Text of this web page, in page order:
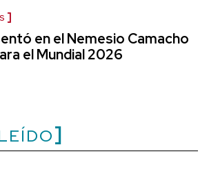
en el Nemesio Camacho
el Mundial 2026